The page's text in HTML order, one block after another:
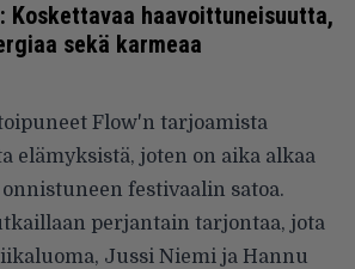
Koskettavaa haavoittuneisuutta,
sekä karmeaa
Flow'n tarjoamista
elämyksistä, joten on aika alkaa
festivaalin satoa.
perjantain tarjontaa, jota
Jussi Niemi ja Hannu